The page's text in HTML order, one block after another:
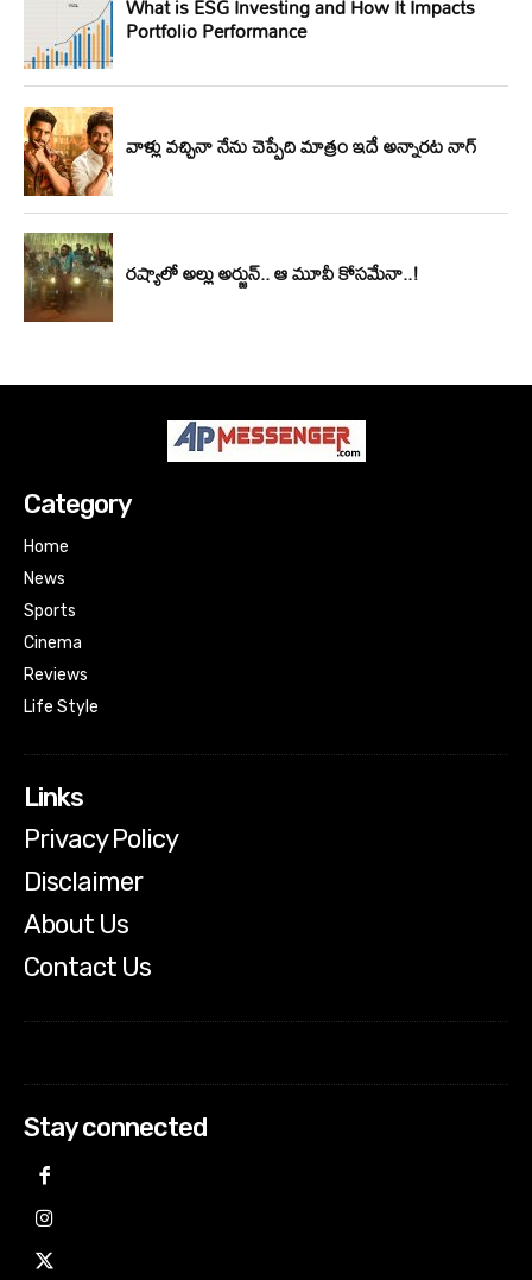
Category
Home
News
Sports
Cinema
Reviews
Life Style
Links
Privacy Policy
Disclaimer
About Us
Contact Us
Stay connected